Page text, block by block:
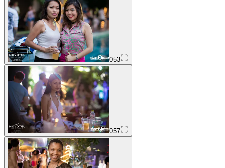
053
057